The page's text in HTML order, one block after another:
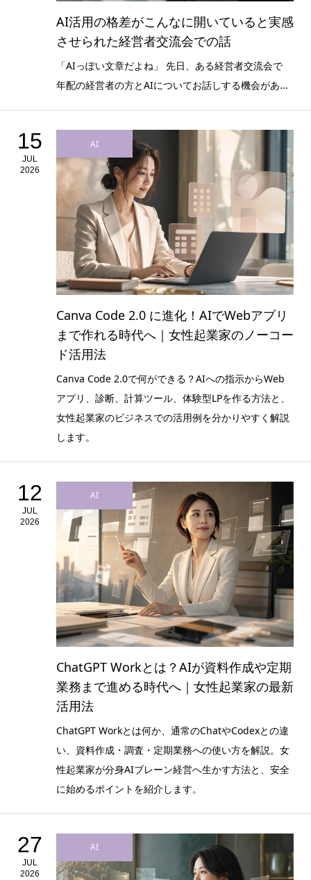
AI活用の格差がこんなに開いていると実感
させられた経営者交流会での話
「AIっぽい文章だよね」 先日、ある経営者交流会で
年配の経営者の方とAIについてお話しする機会があ...
15
JUL
2026
AI
Canva Code 2.0 に進化！AIでWebアプリ
まで作れる時代へ｜女性起業家のノーコー
ド活用法
Canva Code 2.0で何ができる？AIへの指示からWeb
アプリ、診断、計算ツール、体験型LPを作る方法と、
女性起業家のビジネスでの活用例を分かりやすく解説
します。
12
JUL
2026
AI
ChatGPT Workとは？AIが資料作成や定期
業務まで進める時代へ｜女性起業家の最新
活用法
ChatGPT Workとは何か、通常のChatやCodexとの違
い、資料作成・調査・定期業務への使い方を解説。女
性起業家が分身AIブレーン経営へ生かす方法と、安全
に始めるポイントを紹介します。
27
JUL
2026
AI